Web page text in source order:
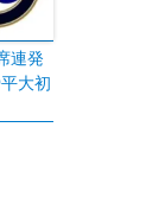
連発
大初